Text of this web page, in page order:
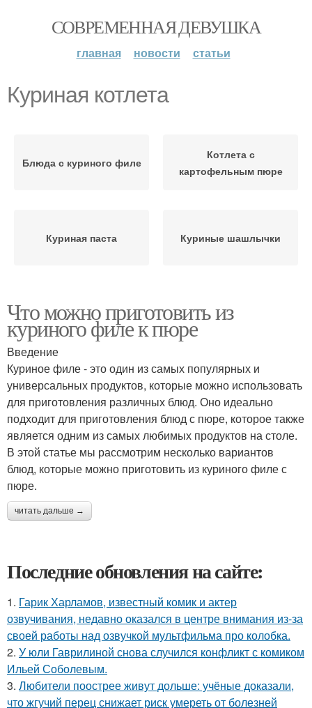
СОВРЕМЕННАЯ ДЕВУШКА
главная новости статьи
Куриная котлета
Блюда с куриного филе
Котлета с
картофельным пюре
Куриная паста Куриные шашлычки
Что можно приготовить из
куриного филе к пюре
Введение
Куриное филе - это один из самых популярных и
универсальных продуктов, которые можно использовать
для приготовления различных блюд. Оно идеально
подходит для приготовления блюд с пюре, которое также
является одним из самых любимых продуктов на столе.
В этой статье мы рассмотрим несколько вариантов
блюд, которые можно приготовить из куриного филе с
пюре.
читать дальше →
Последние обновления на сайте:
1. Гарик Харламов, известный комик и актер
озвучивания, недавно оказался в центре внимания из-за
своей работы над озвучкой мультфильма про колобка.
2. У юли Гаврилиной снова случился конфликт с комиком
Ильей Соболевым.
3. Любители поострее живут дольше: учёные доказали,
что жгучий перец снижает риск умереть от болезней